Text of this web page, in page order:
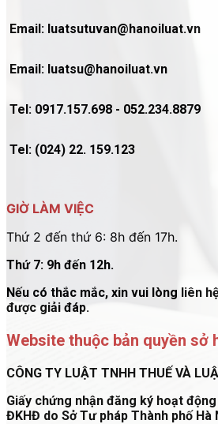
Email: luatsutuvan@hanoiluat.vn
Email: luatsu@hanoiluat.vn
Tel: 0917.157.698 - 052.234.8879
Tel: (024) 22. 159.123
GIỜ LÀM VIỆC
Thứ 2 đến thứ 6: 8h đến 17h.
Thứ 7: 9h đến 12h.
Nếu có thắc mắc, xin vui lòng liên
được giải đáp.
Website thuộc bản quyền sở
CÔNG TY LUẬT TNHH THUẾ VÀ
Giấy chứng nhận đăng ký hoạt
ĐKHĐ do Sở Tư pháp Thành phố Hà